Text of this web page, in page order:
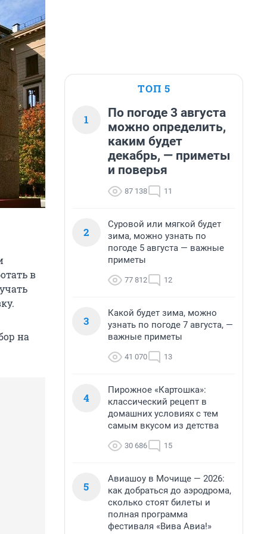
в
на
ТОП 5
1
По погоде 3 августа
можно определить,
каким будет
декабрь, — приметы
и поверья
87 138 11
2
Суровой или мягкой будет
зима, можно узнать по
погоде 5 августа — важные
приметы
77 812 12
3
Какой будет зима, можно
узнать по погоде 7 августа, —
важные приметы
41 070 13
4
Пирожное «Картошка»:
классический рецепт в
домашних условиях с тем
самым вкусом из детства
30 686 15
5
Авиашоу в Мочище — 2026:
как добраться до аэродрома,
сколько стоят билеты и
полная программа
фестиваля «Вива Авиа!»